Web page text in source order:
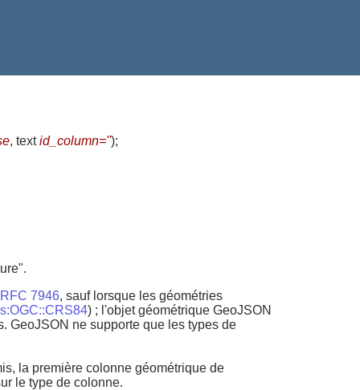
, textid_column='');
7946, sauf lorsque les géométries
) ; l'objet géométrique GeoJSON
GeoJSON ne supporte que les types de
la première colonne géométrique de
le type de colonne.